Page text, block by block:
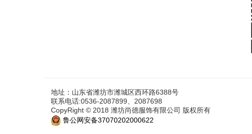
地址：山东省潍坊市潍城区西环路6388号
联系电话:0536-2087899、2087698
CopyRight © 2018 潍坊尚德服饰有限公司 版权所有
鲁公网安备37070202000622